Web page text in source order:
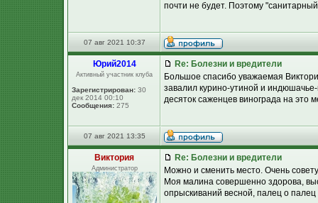
почти не будет. Поэтому
07 авг 2021 10:37
Юpий2014
Активный участник клуба
Зарегистрирован: 30
дек 2014 00:10
Сообщения: 275
Re: Болезни и вредители
Большое спасибо уважаемая
завалил курино-утиной и
десяток саженцев винограда на это
07 авг 2021 13:35
Виктория
Администратор
Re: Болезни и вредители
Можно и сменить место. Очень
Моя малина совершенно здорова,
опрыскиваний весной, палец о